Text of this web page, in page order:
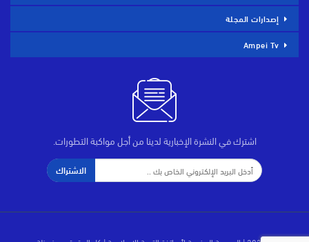
إصدارات المجلة
Ampei Tv
اشترك في النشرة الإخبارية لدينا من أجل مواكبة التطورات.
الاشتراك